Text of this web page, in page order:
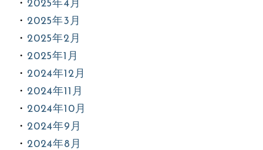
2025年4月
2025年3月
2025年2月
2025年1月
2024年12月
2024年11月
2024年10月
2024年9月
2024年8月